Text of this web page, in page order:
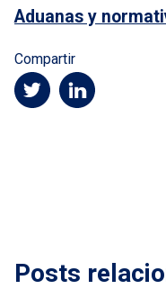
Aduanas y
Compartir
Posts